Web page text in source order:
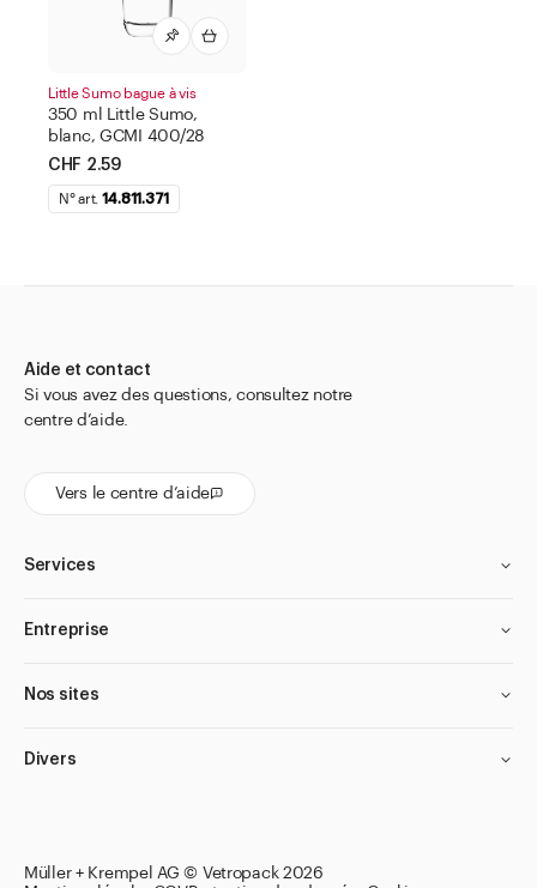
Little Sumo bague à vis
350 ml Little Sumo,
blanc, GCMI 400/28
CHF 2.59
N° art. 14.811.371
Aide et contact
Si vous avez des questions, consultez notre
centre d’aide.
Vers le centre d’aide
Services
Entreprise
Nos sites
Divers
Müller + Krempel AG © Vetropack 2026